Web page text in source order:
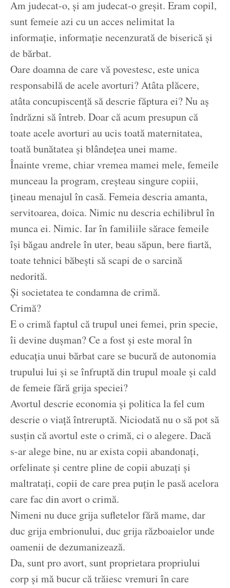
Am judecat-o, și am judecat-o greșit. Eram copil,
sunt femeie azi cu un acces nelimitat la
informație, informație necenzurată de biserică și
de bărbat.
Oare doamna de care vă povestesc, este unica
responsabilă de acele avorturi? Atâta plăcere,
atâta concupiscență să descrie făptura ei? Nu aș
îndrăzni să întreb. Doar că acum presupun că
toate acele avorturi au ucis toată maternitatea,
toată bunătatea și blândețea unei mame.
Înainte vreme, chiar vremea mamei mele, femeile
munceau la program, creșteau singure copiii,
țineau menajul în casă. Femeia descria amanta,
servitoarea, doica. Nimic nu descria echilibrul în
munca ei. Nimic. Iar în familiile sărace femeile
își băgau andrele în uter, beau săpun, bere fiartă,
toate tehnici băbești să scapi de o sarcină
nedorită.
Și societatea te condamna de crimă.
Crimă?
E o crimă faptul că trupul unei femei, prin specie,
îi devine dușman? Ce a fost și este moral în
educația unui bărbat care se bucură de autonomia
trupului lui și se înfruptă din trupul moale și cald
de femeie fără grija speciei?
Avortul descrie economia și politica la fel cum
descrie o viață întreruptă. Niciodată nu o să pot să
susțin că avortul este o crimă, ci o alegere. Dacă
s-ar alege bine, nu ar exista copii abandonați,
orfelinate și centre pline de copii abuzați și
maltratați, copii de care prea puțin le pasă acelora
care fac din avort o crimă.
Nimeni nu duce grija sufletelor fără mame, dar
duc grija embrionului, duc grija războaielor unde
oamenii de dezumanizează.
Da, sunt pro avort, sunt proprietara propriului
corp și mă bucur că trăiesc vremuri în care